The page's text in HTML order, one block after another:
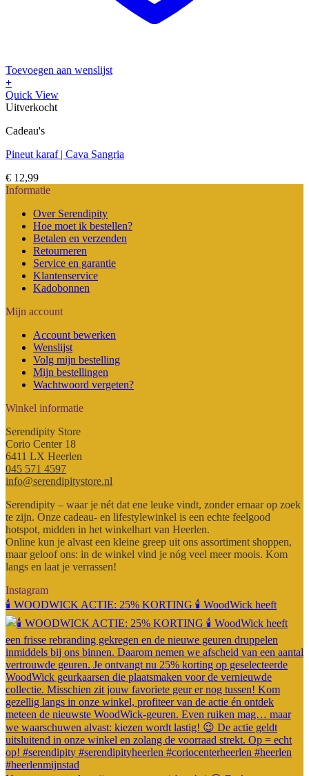
Toevoegen aan wenslijst
+
Quick View
Uitverkocht
Cadeau's
Pineut karaf | Cava Sangria
€ 12,99
Informatie
Over Serendipity
Hoe moet ik bestellen?
Betalen en verzenden
Retourneren
Service en garantie
Klantenservice
Kadobonnen
Mijn account
Account bewerken
Wenslijst
Volg mijn bestelling
Mijn bestellingen
Wachtwoord vergeten?
Winkel informatie
Serendipity Store
Corio Center 18
6411 LX Heerlen
045 571 4597
info@serendipitystore.nl
Serendipity – waar je nét dat ene leuke vindt, zonder ernaar op zoek
te zijn. Onze cadeau- en lifestylewinkel is een echte feelgood
hotspot, midden in het winkelhart van Heerlen.
Online kun je alvast een kleine greep uit ons assortiment shoppen,
maar geloof ons: in de winkel vind je nóg veel meer moois. Kom
langs en laat je verrassen!
Instagram
🕯️ WOODWICK ACTIE: 25% KORTING 🕯️ WoodWick heeft